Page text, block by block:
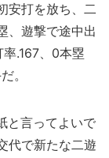
安打を放ち、二
、遊撃で途中出
.167、0本塁
。
と言ってよいで
代で新たな二遊